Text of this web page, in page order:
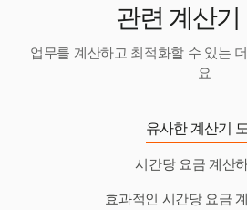
관련 계산기
업무를 계산하고 최적화할 수 있는
요
유사한 계산기
시간당 요금 계산
효과적인 시간당 요금